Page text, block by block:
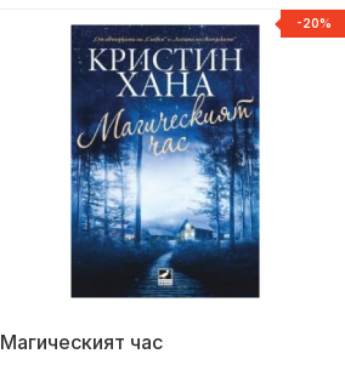
-20%
Магическият час